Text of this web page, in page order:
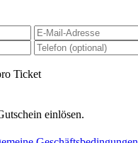
Ticket
einlösen.